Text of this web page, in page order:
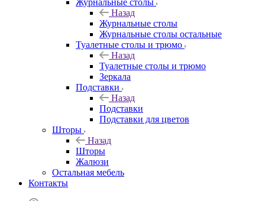
Журнальные столы
Назад
Журнальные столы
Журнальные столы остальные
Туалетные столы и трюмо
Назад
Туалетные столы и трюмо
Зеркала
Подставки
Назад
Подставки
Подставки для цветов
Шторы
Назад
Шторы
Жалюзи
Остальная мебель
Контакты